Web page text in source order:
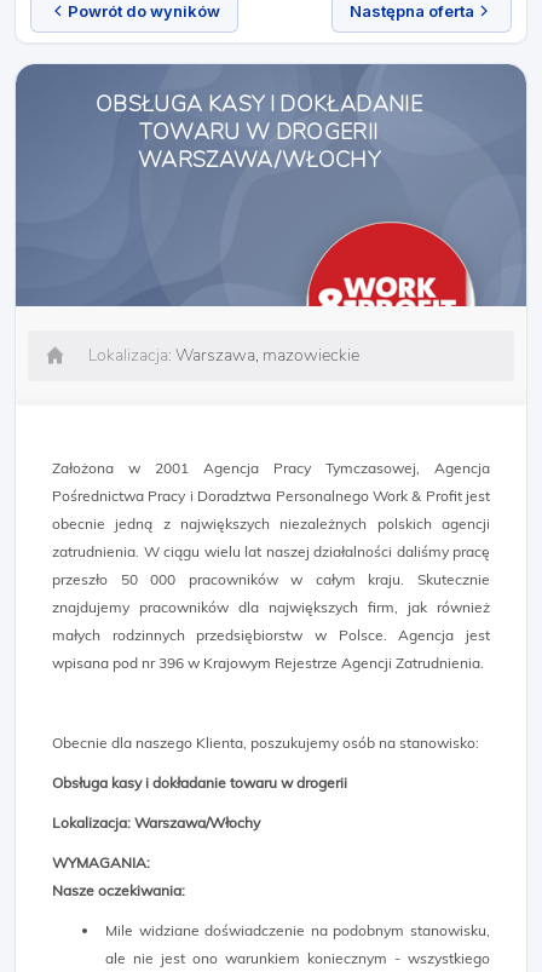
Powrót do wyników Następna oferta
OBSŁUGA KASY I DOKŁADANIE
TOWARU W DROGERII
WARSZAWA/WŁOCHY
Lokalizacja: Warszawa, mazowieckie
Założona w 2001 Agencja Pracy Tymczasowej, Agencja
Pośrednictwa Pracy i Doradztwa Personalnego Work & Profit jest
obecnie jedną z największych niezależnych polskich agencji
zatrudnienia. W ciągu wielu lat naszej działalności daliśmy pracę
przeszło 50 000 pracowników w całym kraju. Skutecznie
znajdujemy pracowników dla największych firm, jak również
małych rodzinnych przedsiębiorstw w Polsce. Agencja jest
wpisana pod nr 396 w Krajowym Rejestrze Agencji Zatrudnienia.
Obecnie dla naszego Klienta, poszukujemy osób na stanowisko:
Obsługa kasy i dokładanie towaru w drogerii
Lokalizacja: Warszawa/Włochy
WYMAGANIA:
Nasze oczekiwania:
Mile widziane doświadczenie na podobnym stanowisku,
ale nie jest ono warunkiem koniecznym - wszystkiego